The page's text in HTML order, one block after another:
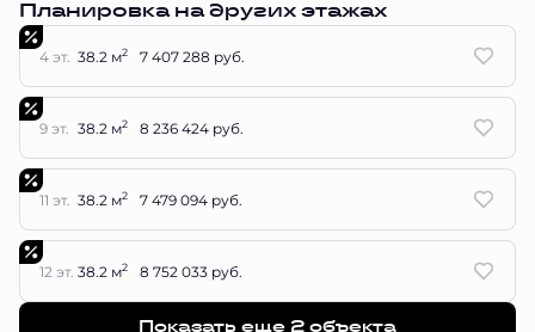
Планировка на других этажах
4 эт. 38.2 м2 7 407 288 руб.
9 эт. 38.2 м2 8 236 424 руб.
11 эт. 38.2 м2 7 479 094 руб.
12 эт. 38.2 м2 8 752 033 руб.
Показать еще 2 объектa